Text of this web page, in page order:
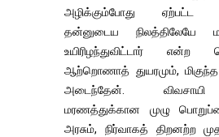
அழிக்கும்போது ஏற்பட்ட
தன்னுடைய நிலத்திலேயே
உயிரிழந்துவிட்டார் என்ற
ஆற்றொணாத் துயரமும்,
அடைந்தேன். விவசாயி
மரணத்துக்கான முழு
அரசும், நிர்வாகத் திறனற்ற